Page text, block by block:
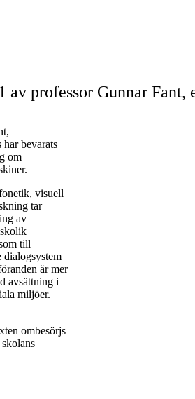
professor Gunnar
bevarats
om
visuell
tar
av
till
dialogsystem
är mer
avsättning i
miljöer.
ombesörjs